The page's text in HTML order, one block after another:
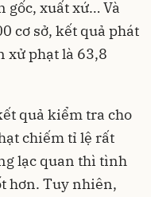
gốc, xuất xứ… Và
cơ sở, kết quả phát
xử phạt là 63,8
quả kiểm tra cho
chiếm tỉ lệ rất
lạc quan thì tình
hơn. Tuy nhiên,